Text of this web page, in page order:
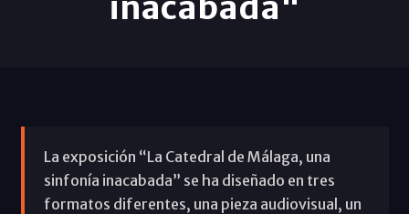
La exposición “La Catedral de Málaga, una
sinfonía inacabada” se ha diseñado en tres
formatos diferentes, una pieza audiovisual, un